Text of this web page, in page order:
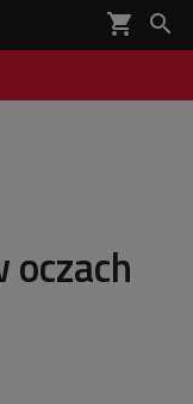
shopping_cart 

oczach